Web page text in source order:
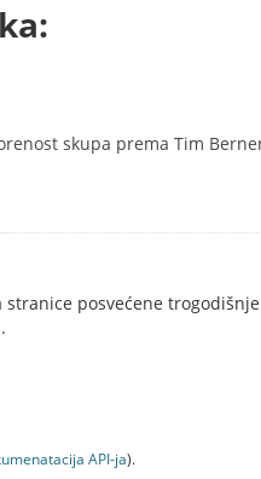
skupa prema Tim
posvećene
API-jа).